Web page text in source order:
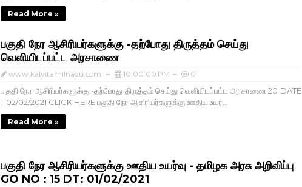
Read More »
பகுதி நேர ஆசிரியர்களுக்கு -தற்போது திருத்தம் செய்து
வெளியிடப்பட்ட அரசாணை
www.kalvitamilnadu.com 10:00:00 PM 0
பகுதி நேர ஆசிரியர்களுக்கு -தற்போது திருத்தம் செய்து வெளியிடப்பட்ட அரசாணை 20 DATE
: 02/02/2021 CLICK HERE பகுதி நேர ஆசிரியர்களுக்கு ஊதிய உயர...
Read More »
பகுதி நேர ஆசிரியர்களுக்கு ஊதிய உயர்வு - தமிழக அரசு அறிவிப்பு
GO NO : 15 DT: 01/02/2021